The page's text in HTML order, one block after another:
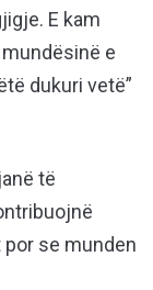
E kam
e
dukuri vetë”
të
se munden